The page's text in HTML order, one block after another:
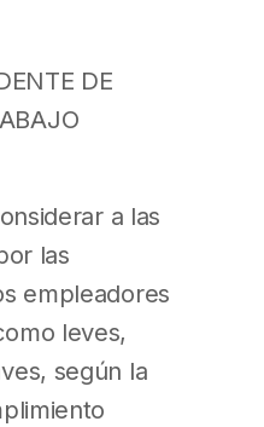
DE
a las
las
empleadores
leves,
según la